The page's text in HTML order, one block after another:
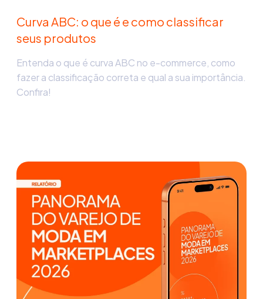
Curva ABC: o que é e como classificar
seus produtos
Entenda o que é curva ABC no e-commerce, como
fazer a classificação correta e qual a sua importância.
Confira!